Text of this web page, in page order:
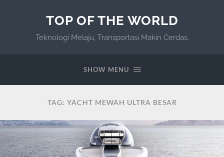
TOP OF THE WORLD
Teknologi Melaju, Transportasi Makin Cerdas.
SHOW MENU
TAG: YACHT MEWAH ULTRA BESAR